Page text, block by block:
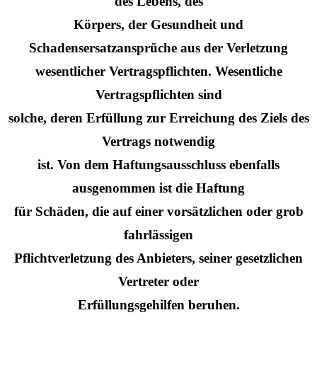
Körpers, der Gesundheit und
Schadensersatzansprüche aus der Verletzung
wesentlicher Vertragspflichten. Wesentliche
Vertragspflichten sind
solche, deren Erfüllung zur Erreichung des Ziels des
Vertrags notwendig
ist. Von dem Haftungsausschluss ebenfalls
ausgenommen ist die Haftung
für Schäden, die auf einer vorsätzlichen oder grob
fahrlässigen
Pflichtverletzung des Anbieters, seiner gesetzlichen
Vertreter oder
Erfüllungsgehilfen beruhen.